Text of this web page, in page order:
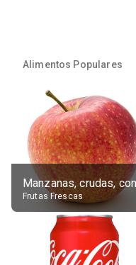
Alimentos Populares
Frutas Frescas